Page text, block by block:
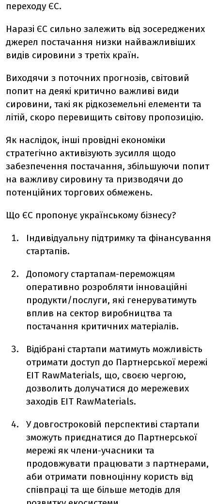
переходу ЄС.
Наразі ЄС сильно залежить від зосереджених
джерел постачання низки найважливіших
видів сировини з третіх країн.
Виходячи з поточних прогнозів, світовий
попит на деякі критично важливі види
сировини, такі як рідкоземельні елементи та
літій, скоро перевищить світову пропозицію.
Як наслідок, інші провідні економіки
стратегічно активізують зусилля щодо
забезпечення постачання, збільшуючи попит
на важливу сировину та призводячи до
потенційних торгових обмежень.
Що ЄС пропонує українському бізнесу?
Індивідуальну підтримку та фінансування
стартапів.
Допомогу стартапам-переможцям
оперативно розробляти інноваційні
продукти/послуги, які генеруватимуть
вплив на сектор виробництва та
постачання критичних матеріалів.
Відібрані стартапи матимуть можливість
отримати доступ до Партнерської мережі
EIT RawMaterials, що, своєю чергою,
дозволить долучатися до мережевих
заходів EIT RawMaterials.
У довгостроковій перспективі стартапи
зможуть приєднатися до Партнерської
мережі як члени-учасники та
продовжувати працювати з партнерами,
аби отримати повноцінну користь від
співпраці та ще більше методів для